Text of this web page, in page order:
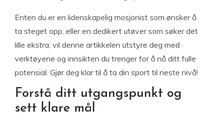
Enten du er en lidenskapelig mosjonist som ønsker å
ta steget opp, eller en dedikert utøver som søker det
lille ekstra, vil denne artikkelen utstyre deg med
verktøyene og innsikten du trenger for å nå ditt fulle
potensial. Gjør deg klar til å ta din sport til neste nivå!
Forstå ditt utgangspunkt og
sett klare mål